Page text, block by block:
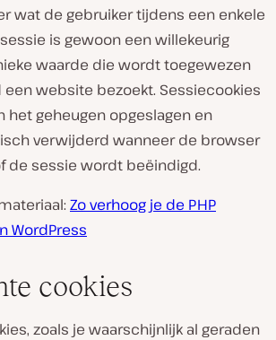
wat de gebruiker tijdens een enkele
is gewoon een willekeurig
waarde die wordt toegewezen
website bezoekt. Sessiecookies
het geheugen opgeslagen en
verwijderd wanneer de browser
de sessie wordt beëindigd.
Zo verhoog je de PHP
WordPress
cookies
zoals je waarschijnlijk al geraden